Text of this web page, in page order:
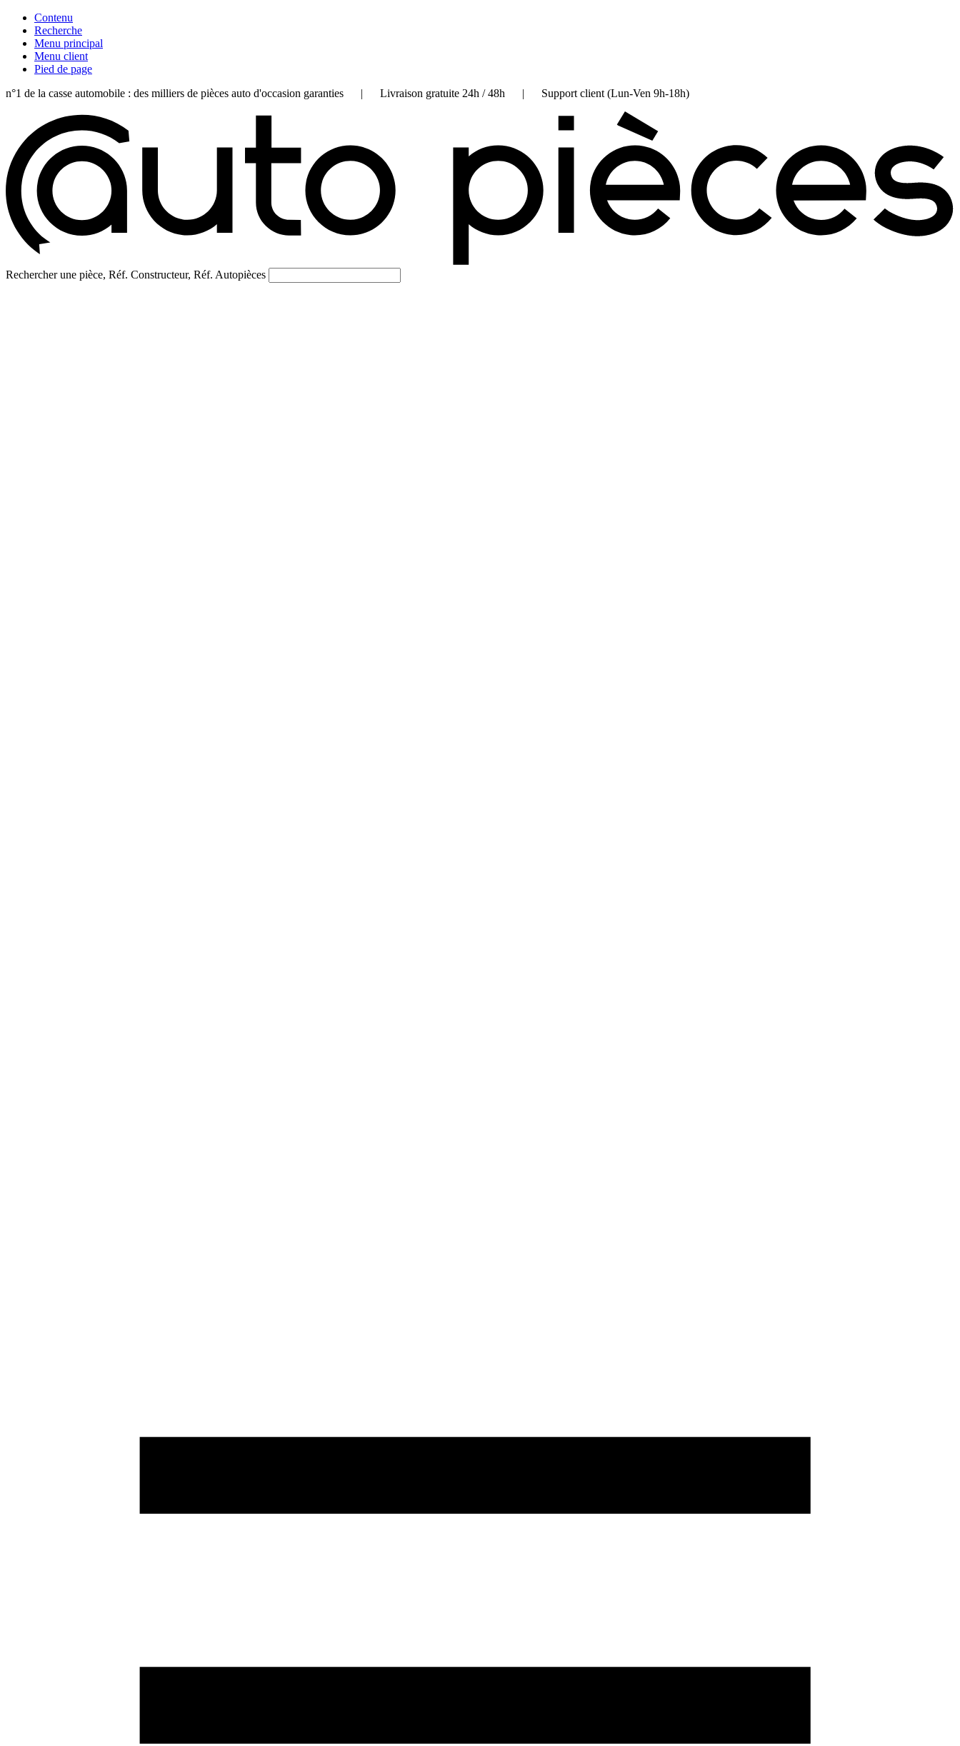
Contenu
Recherche
Menu principal
Menu client
Pied de page
n°1 de la casse automobile : des milliers de pièces auto d'occasion garanties | Livraison gratuite 24h / 48h | Support client (Lun-Ven 9h-18h)
Rechercher une pièce, Réf. Constructeur, Réf. Autopièces